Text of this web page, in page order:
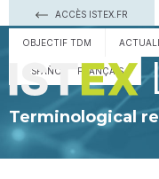
ACCÈS ISTEX.FR
OBJECTIF TDM
ESPAÑOL FRANÇAIS
Terminological